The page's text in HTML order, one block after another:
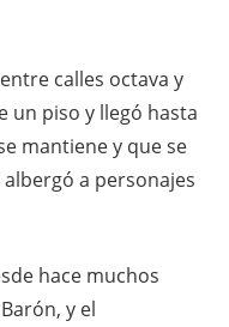
calles octava y
un piso y llegó hasta
mantiene y que se
a personajes
hace muchos
y el